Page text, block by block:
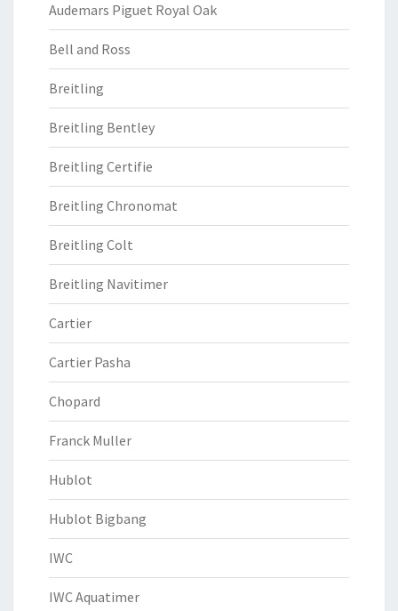
Audemars Piguet Royal Oak
Bell and Ross
Breitling
Breitling Bentley
Breitling Certifie
Breitling Chronomat
Breitling Colt
Breitling Navitimer
Cartier
Cartier Pasha
Chopard
Franck Muller
Hublot
Hublot Bigbang
IWC
IWC Aquatimer